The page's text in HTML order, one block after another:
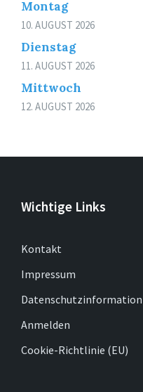
Montag
10. AUGUST 2026
Dienstag
11. AUGUST 2026
Mittwoch
12. AUGUST 2026
Wichtige Links
Kontakt
Impressum
Datenschutzinformation
Anmelden
Cookie-Richtlinie (EU)